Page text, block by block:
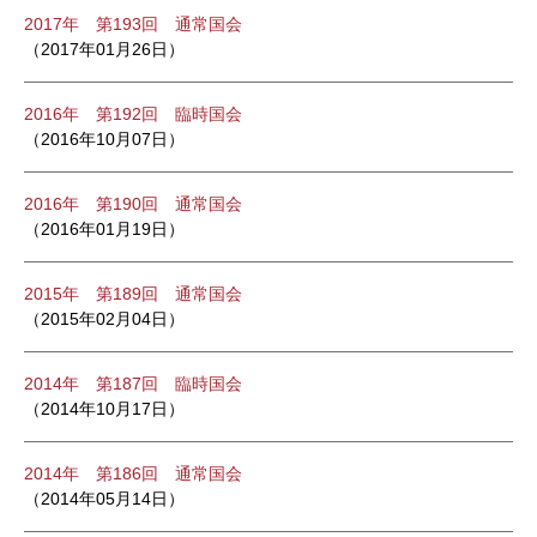
2017年 第193回 通常国会
（2017年01月26日）
2016年 第192回 臨時国会
（2016年10月07日）
2016年 第190回 通常国会
（2016年01月19日）
2015年 第189回 通常国会
（2015年02月04日）
2014年 第187回 臨時国会
（2014年10月17日）
2014年 第186回 通常国会
（2014年05月14日）